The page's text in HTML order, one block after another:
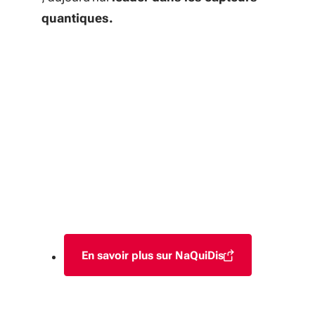
quantiques.
En savoir plus sur NaQuiDis
(S'ouvre dans une nouvelle